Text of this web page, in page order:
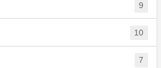
9
10
7